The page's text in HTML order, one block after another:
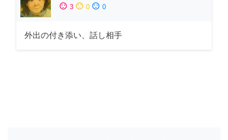
sentiment_satisfied 3 sentiment_neutral 0 sentiment_dissatisfied 0
外出の付き添い、話し相手